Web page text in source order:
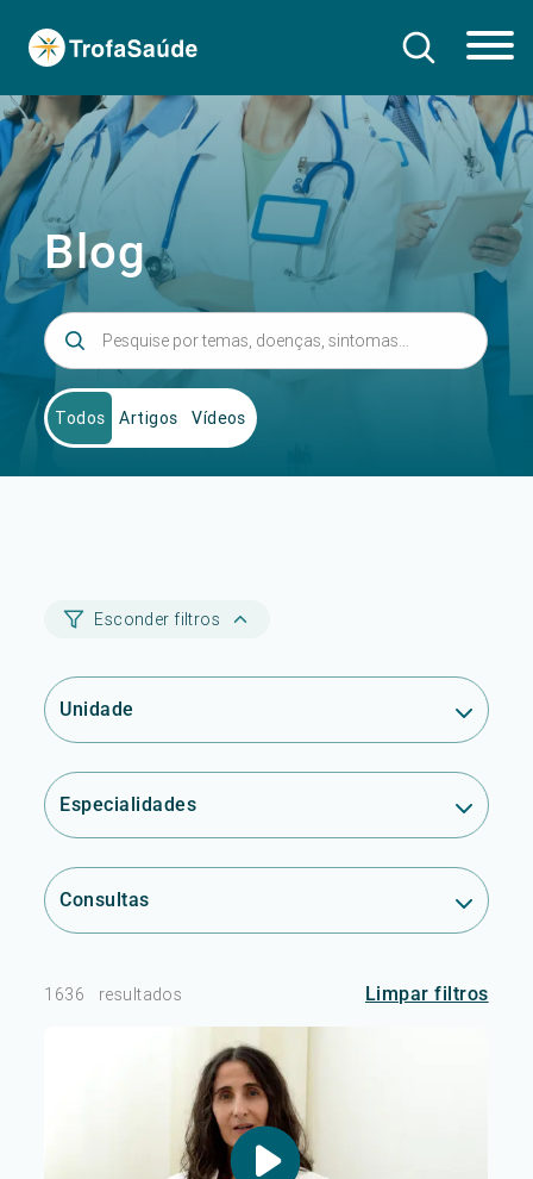
Blog
Todos Artigos Vídeos
Esconder filtros
Unidade
Especialidades
Consultas
1636 resultados Limpar filtros